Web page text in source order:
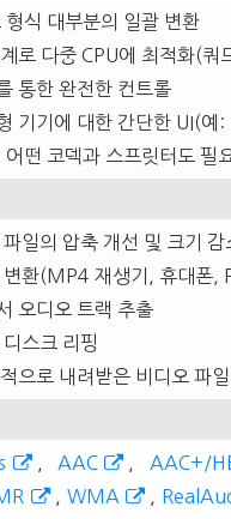
형식 대부분의 일괄 변환
로 다중 CPU에 최적화(
통한 완전한 컨트롤
기기에 대한 간단한 UI(예:
어떤 코덱과 스프릿터도 필
일의 압축 개선 및 크기 감
변환(MP4 재생기, 휴대폰
오디오 트랙 추출
스크 리핑
으로 내려받은 비디오 파
AAC
AAC+/
WMA